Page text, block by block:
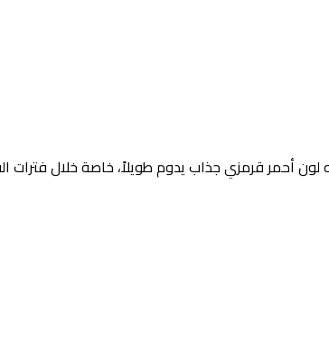
لون أحمر قرمزي جذاب يدوم طويلاً، خاصة خلال فترات